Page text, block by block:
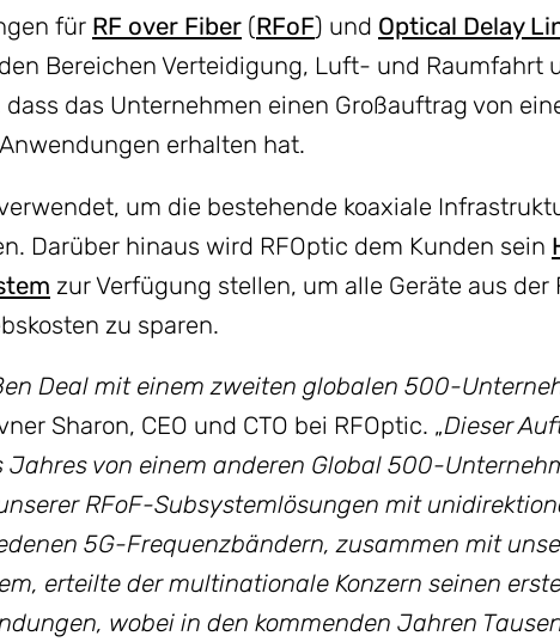
für RF over Fiber (RFoF) und Optical Delay
Bereichen Verteidigung, Luft- und Raumfahrt
das Unternehmen einen Großauftrag von
erhalten hat.
um die bestehende koaxiale
Darüber hinaus wird RFOptic dem Kunden sein
zur Verfügung stellen, um alle Geräte aus der
zu sparen.
Deal mit einem zweiten globalen 500-
Sharon, CEO und CTO bei RFOptic. „Dieser
von einem anderen Global 500-
RFoF-Subsystemlösungen mit
5G-Frequenzbändern, zusammen mit
erteilte der multinationale Konzern seinen
wobei in den kommenden Jahren